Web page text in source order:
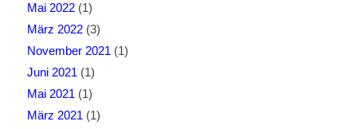
Mai 2022(1)
März 2022(3)
November 2021 (1)
Juni 2021 (1)
Mai 2021 (1)
März 2021 (1)